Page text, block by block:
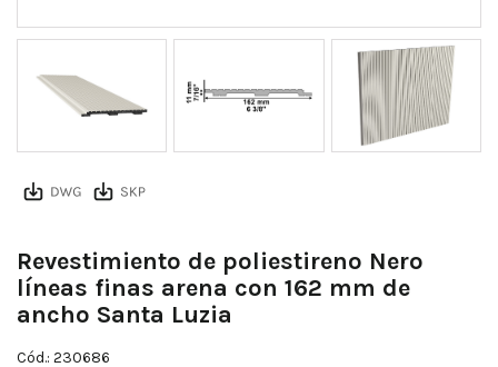
Revestimiento de poliestireno Nero
líneas finas arena con 162 mm de
ancho Santa Luzia
Cód.: 230686